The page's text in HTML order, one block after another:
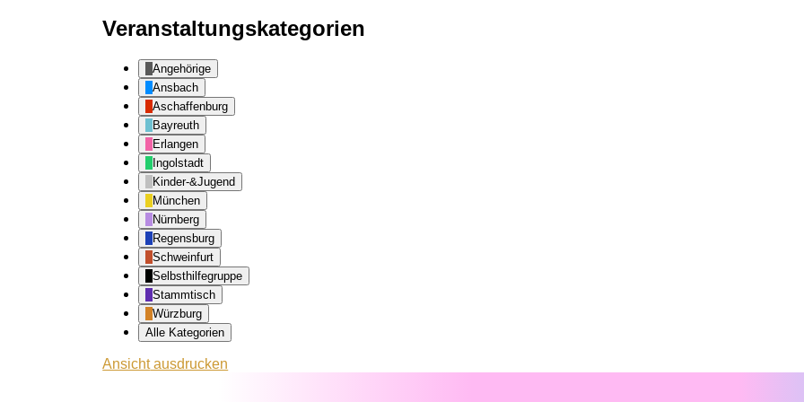
Veranstaltungskategorien
Angehörige
Ansbach
Aschaffenburg
Bayreuth
Erlangen
Ingolstadt
Kinder-&Jugend
München
Nürnberg
Regensburg
Schweinfurt
Selbsthilfegruppe
Stammtisch
Würzburg
Alle Kategorien
Ansichtausdrucken